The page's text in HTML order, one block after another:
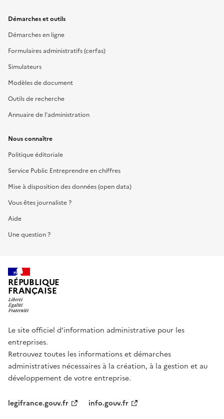
Démarches et outils
Démarches en ligne
Formulaires administratifs (cerfas)
Simulateurs
Modèles de document
Outils de recherche
Annuaire de l'administration
Nous connaître
Politique éditoriale
Service Public Entreprendre en chiffres
Mise à disposition des données (open data)
Vous êtes journaliste ?
Aide
Une question ?
RÉPUBLIQUE
FRANÇAISE
Le site officiel d’information administrative pour les
entreprises.
Retrouvez toutes les informations et démarches
administratives nécessaires à la création, à la gestion et au
développement de votre entreprise.
legifrance.gouv.fr info.gouv.fr